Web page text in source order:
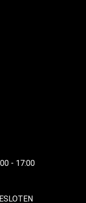
- 17:00